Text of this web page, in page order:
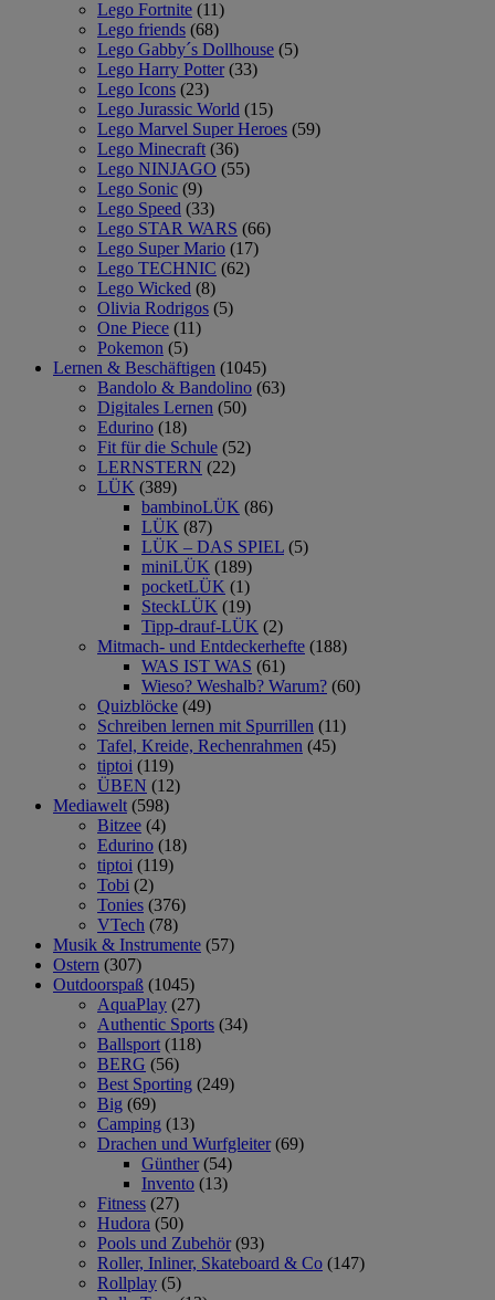
Lego Fortnite (11)
Lego friends (68)
Lego Gabby´s Dollhouse (5)
Lego Harry Potter (33)
Lego Icons (23)
Lego Jurassic World (15)
Lego Marvel Super Heroes (59)
Lego Minecraft (36)
Lego NINJAGO (55)
Lego Sonic (9)
Lego Speed (33)
Lego STAR WARS (66)
Lego Super Mario (17)
Lego TECHNIC (62)
Lego Wicked (8)
Olivia Rodrigos (5)
One Piece (11)
Pokemon (5)
Lernen & Beschäftigen (1045)
Bandolo & Bandolino (63)
Digitales Lernen (50)
Edurino (18)
Fit für die Schule (52)
LERNSTERN (22)
LÜK (389)
bambinoLÜK (86)
LÜK (87)
LÜK – DAS SPIEL (5)
miniLÜK (189)
pocketLÜK (1)
SteckLÜK (19)
Tipp-drauf-LÜK (2)
Mitmach- und Entdeckerhefte (188)
WAS IST WAS (61)
Wieso? Weshalb? Warum? (60)
Quizblöcke (49)
Schreiben lernen mit Spurrillen (11)
Tafel, Kreide, Rechenrahmen (45)
tiptoi (119)
ÜBEN (12)
Mediawelt (598)
Bitzee (4)
Edurino (18)
tiptoi (119)
Tobi (2)
Tonies (376)
VTech (78)
Musik & Instrumente (57)
Ostern (307)
Outdoorspaß (1045)
AquaPlay (27)
Authentic Sports (34)
Ballsport (118)
BERG (56)
Best Sporting (249)
Big (69)
Camping (13)
Drachen und Wurfgleiter (69)
Günther (54)
Invento (13)
Fitness (27)
Hudora (50)
Pools und Zubehör (93)
Roller, Inliner, Skateboard & Co (147)
Rollplay (5)